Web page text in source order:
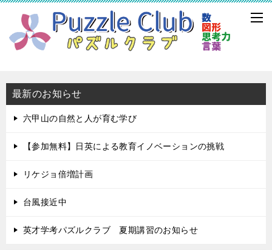
最新のお知らせ
六甲山の自然と人が育む学び
【参加無料】日英による教育イノベーションの挑戦
リケジョ倍増計画
台風接近中
英才学考パズルクラブ 夏期講習のお知らせ